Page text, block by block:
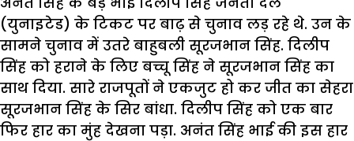
(युनाइटेड) के टिकट पर बाढ़ से चुनाव लड़ रहे थे. उन के
सामने चुनाव में उतरे बाहुबली सूरजभान सिंह. दिलीप
सिंह को हराने के लिए बच्चू सिंह ने सूरजभान सिंह का
साथ दिया. सारे राजपूतों ने एकजुट हो कर जीत का सेहरा
सूरजभान सिंह के सिर बांधा. दिलीप सिंह को एक बार
फिर हार का मुंह देखना पड़ा. अनंत सिंह भाई की इस हार